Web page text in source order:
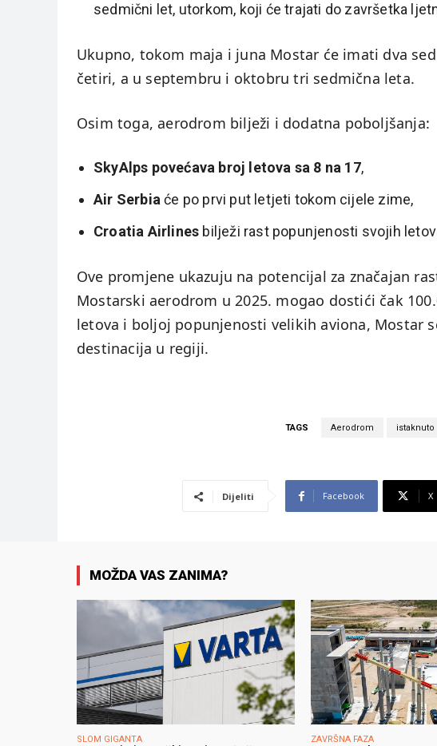
sedmični let, utorkom, koji će trajati do završetka
Ukupno, tokom maja i juna Mostar će imati dva
četiri, a u septembru i oktobru tri sedmična leta.
Osim toga, aerodrom bilježi i dodatna poboljšanja:
SkyAlps povećava broj letova sa 8 na 17,
Air Serbiaće po prvi put letjeti tokom cijele zime,
Croatia Airlines bilježi rast popunjenosti svojih
Ove promjene ukazuju na potencijal za značajan
Mostarski aerodrom u 2025. mogao dostići čak
letova i boljoj popunjenosti velikih aviona, Mostar
destinacija u regiji.
TAGS Aerodrom istaknuto
Dijeliti Facebook X
MOŽDA VAS ZANIMA?
SLOM GIGANTA ZAVRŠNA FAZA